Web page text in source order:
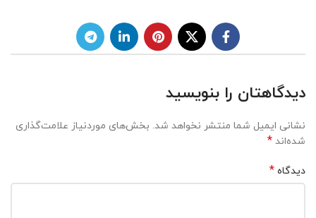
دیدگاهتان را بنویسید
نشانی ایمیل شما منتشر نخواهد شد. بخش‌های موردنیاز علامت‌گذاری
شده‌اند *
دیدگاه *